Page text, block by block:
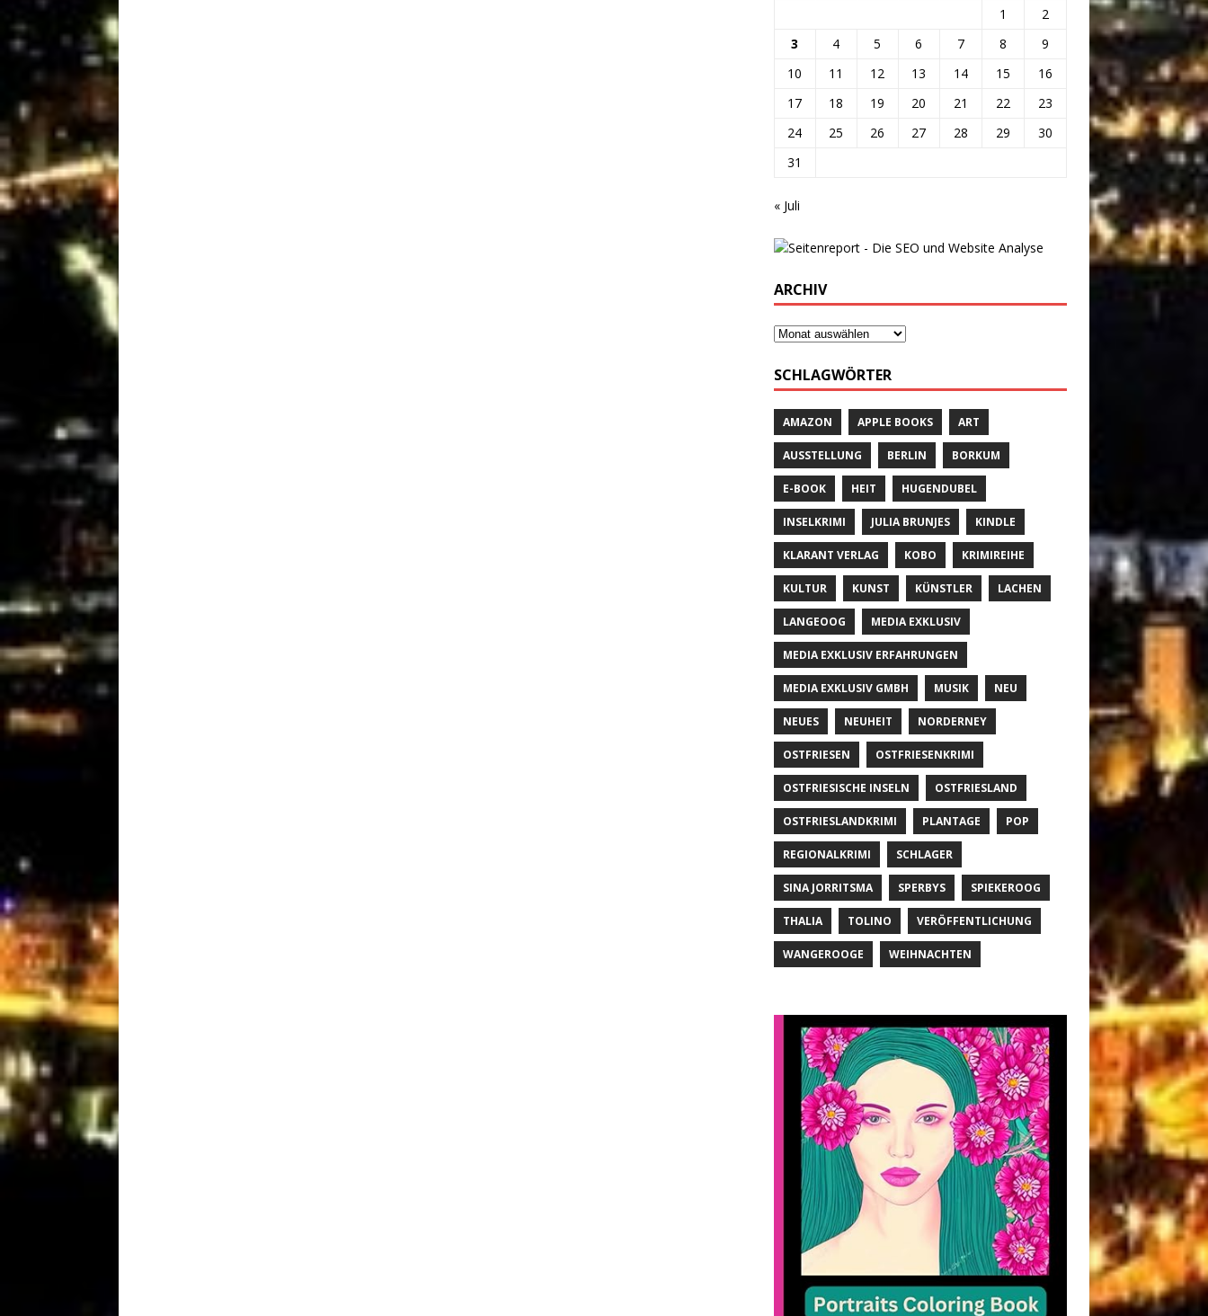
1
2
3
4 5 6 7 8
9
10
11 12 13 14 15
16
17
18 19 20 21 22
23
24
25 26 27 28 29
30
31
« Juli
ARCHIV
SCHLAGWÖRTER
AMAZON APPLE BOOKS ART
AUSSTELLUNG BERLIN BORKUM
E-BOOK HEIT HUGENDUBEL
INSELKRIMI JULIA BRUNJES KINDLE
KLARANT VERLAG KOBO KRIMIREIHE
KULTUR KUNST KÜNSTLER LACHEN
LANGEOOG MEDIA EXKLUSIV
MEDIA EXKLUSIV ERFAHRUNGEN
MEDIA EXKLUSIV GMBH MUSIK NEU
NEUES NEUHEIT NORDERNEY
OSTFRIESEN OSTFRIESENKRIMI
OSTFRIESISCHE INSELN OSTFRIESLAND
OSTFRIESLANDKRIMI PLANTAGE POP
REGIONALKRIMI SCHLAGER
SINA JORRITSMA SPERBYS SPIEKEROOG
THALIA TOLINO VERÖFFENTLICHUNG
WANGEROOGE WEIHNACHTEN